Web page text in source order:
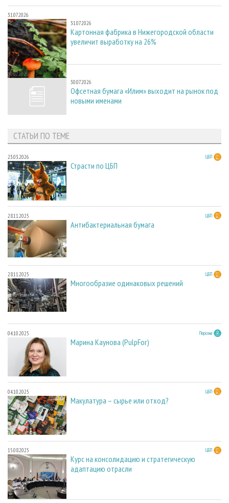
31.07.2026
31.07.2026
Картонная фабрика в Нижегородской области
увеличит выработку на 26%
30.07.2026
30.07.2026
Офсетная бумага «Илим» выходит на рынок под
новыми именами
СТАТЬИ ПО ТЕМЕ
23.03.2026 ЦБП
Страсти по ЦБП
28.11.2025 ЦБП
Антибактериальная бумага
28.11.2025 ЦБП
Многообразие одинаковых решений
04.10.2025 Персона
Марина Каунова (PulpFor)
04.10.2025 ЦБП
Макулатура – сырье или отход?
15.08.2025 ЦБП
Курс на консолидацию и стратегическую
адаптацию отрасли